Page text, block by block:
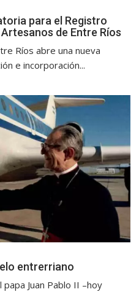
para el Registro
de Entre Ríos
Ríos abre una nueva
e incorporación...
entrerriano
Juan Pablo II –hoy